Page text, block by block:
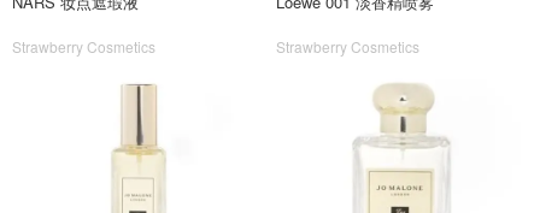
Strawberry Cosmetics Strawberry Cosmetics